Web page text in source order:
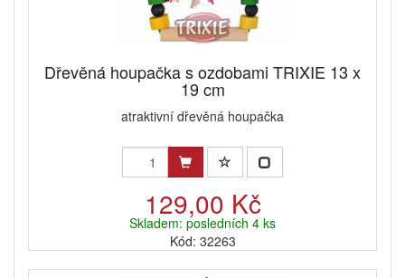
Dřevěná houpačka s ozdobami TRIXIE 13 x
19 cm
atraktivní dřevěná houpačka
129,00 Kč
Skladem: posledních 4 ks
Kód: 32263